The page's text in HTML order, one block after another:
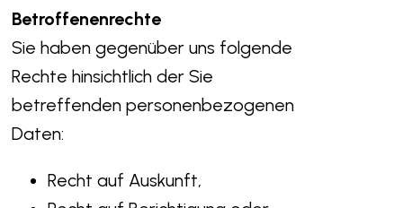
Betroffenenrechte
Sie haben gegenüber uns folgende
Rechte hinsichtlich der Sie
betreffenden personenbezogenen
Daten:
Recht auf Auskunft,